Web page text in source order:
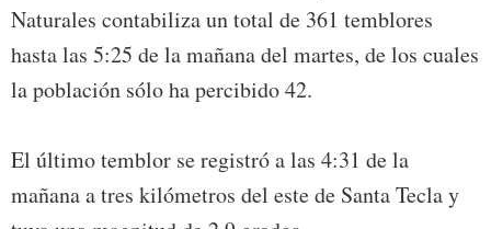
Naturales contabiliza un total de 361 temblores
hasta las 5:25 de la mañana del martes, de los cuales
la población sólo ha percibido 42.
El último temblor se registró a las 4:31 de la
mañana a tres kilómetros del este de Santa Tecla y